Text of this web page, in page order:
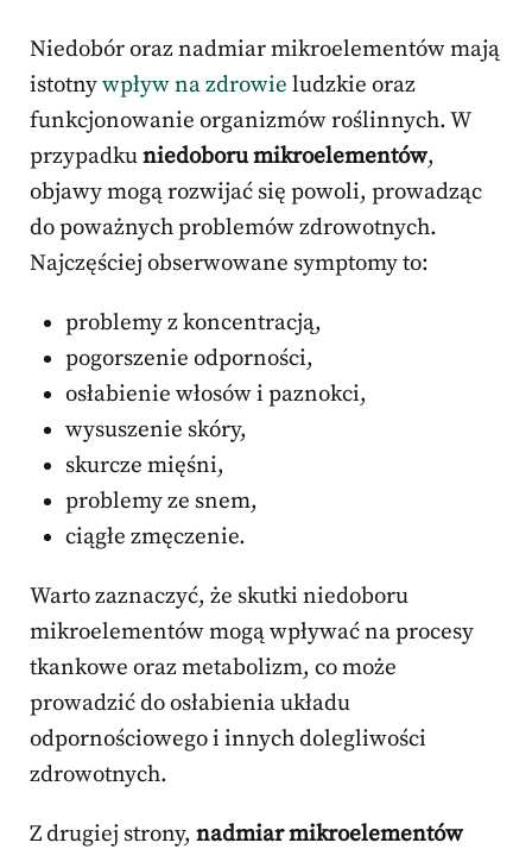
Niedobór oraz nadmiar mikroelementów mają
istotnywpływ na zdrowie ludzkie oraz
funkcjonowanie organizmów roślinnych. W
przypadkuniedoboru mikroelementów,
objawy mogą rozwijać się powoli, prowadząc
do poważnych problemów zdrowotnych.
Najczęściej obserwowane symptomy to:
problemy z koncentracją,
pogorszenie odporności,
osłabienie włosów i paznokci,
wysuszenie skóry,
skurcze mięśni,
problemy ze snem,
ciągłe zmęczenie.
Warto zaznaczyć, że skutki niedoboru
mikroelementów mogą wpływać na procesy
tkankowe oraz metabolizm, co może
prowadzić do osłabienia układu
odpornościowego i innych dolegliwości
zdrowotnych.
Z drugiej strony, nadmiar mikroelementów